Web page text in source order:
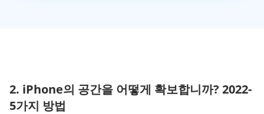
2. iPhone의 공간을 어떻게 확보합니까? 2022-
5가지 방법